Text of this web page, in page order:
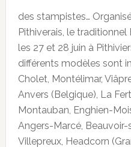
des stampistes…
Pithiverais, le
les 27 et 28 juin à
différents modèles sont
Cholet, Montélimar,
Anvers (Belgique), La
Montauban, Enghien-
Angers-Marcé, Beauvoir-
Villepreux, Headcorn